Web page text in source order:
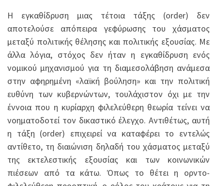
Η εγκαθίδρυση μιας τέτοια τάξης (order) δεν
αποτελούσε απόπειρα γεφύρωσης του χάσματος
μεταξύ πολιτικής θέλησης και πολιτικής εξουσίας. Με
άλλα λόγια, στόχος δεν ήταν η εγκαθίδρυση ενός
νομικού μηχανισμού για τη διαμεσολάβηση ανάμεσα
στην αφηρημένη «λαϊκή βούληση» και την πολιτική
ευθύνη των κυβερνώντων, τουλάχιστον όχι με την
έννοια που η κυρίαρχη φιλελεύθερη θεωρία τείνει να
νοηματοδοτεί τον δικαστικό έλεγχο. Αντιθέτως, αυτή
η τάξη (order) επιχειρεί να καταφέρει το εντελώς
αντίθετο, τη διαιώνιση δηλαδή του χάσματος μεταξύ
της εκτελεστικής εξουσίας και των κοινωνικών
πιέσεων από τα κάτω. Όπως το θέτει η ορντο-